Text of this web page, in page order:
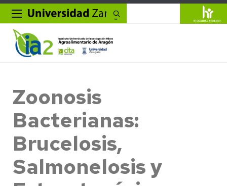
Zoonosis
Bacterianas:
Brucelosis,
Salmonelosis y